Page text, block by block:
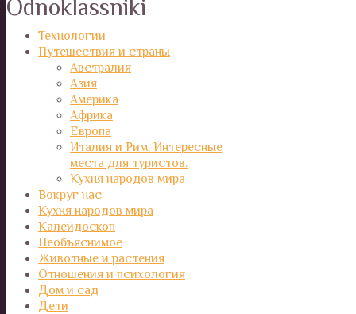
Odnoklassniki
Технологии
Путешествия и страны
Австралия
Азия
Америка
Африка
Европа
Италия и Рим. Интересные
места для туристов.
Кухня народов мира
Вокруг нас
Кухня народов мира
Калейдоскоп
Необъяснимое
Животные и растения
Отношения и психология
Дом и сад
Дети